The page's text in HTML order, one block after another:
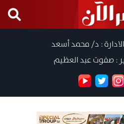
: د/ محمد أسعد
: صفوت عبد العظيم